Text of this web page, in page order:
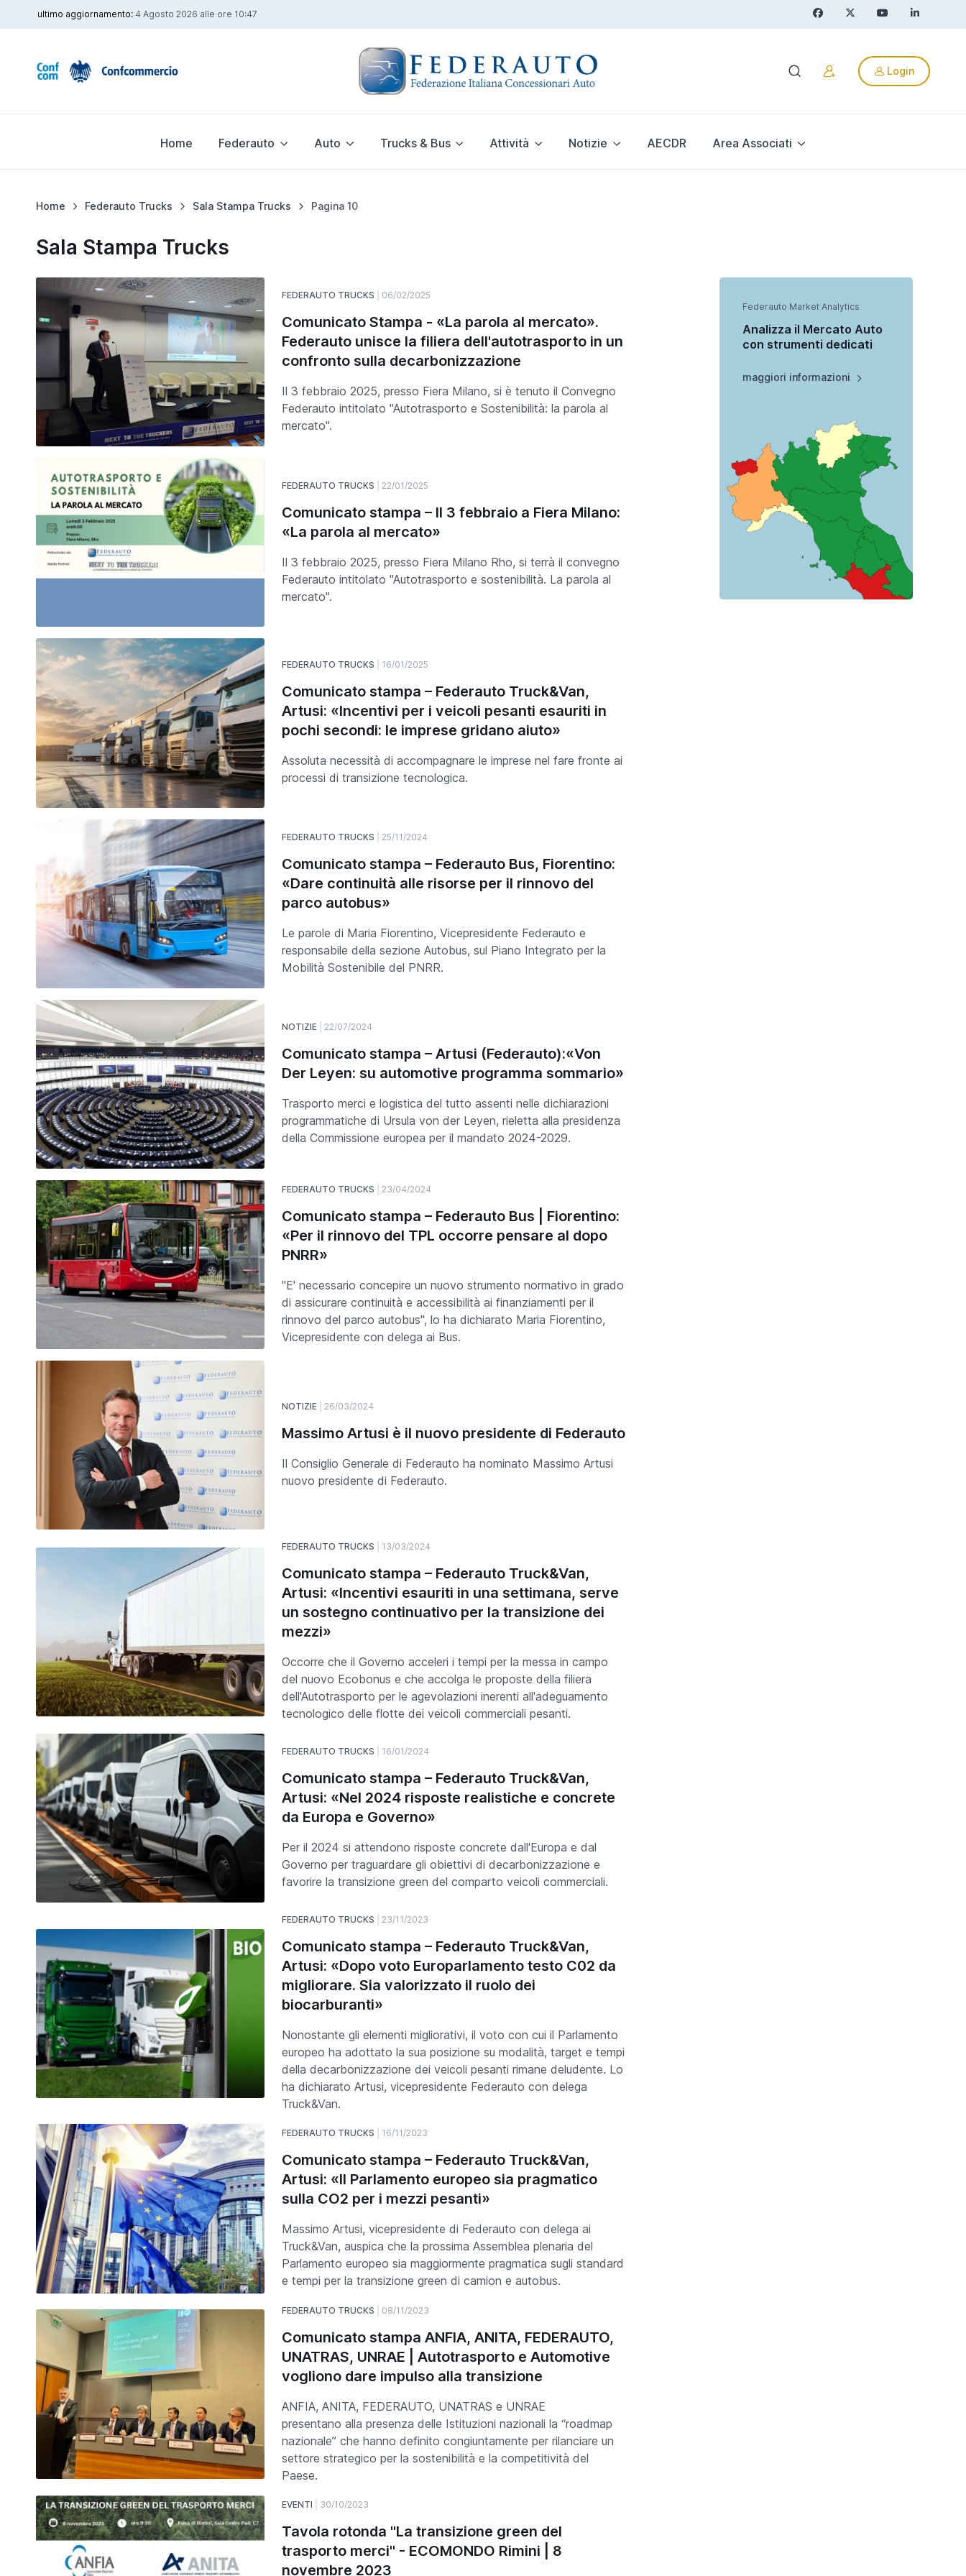
ultimo aggiornamento: 4 Agosto 2026 alle ore 10:47
Login
Home Federauto Auto Trucks & Bus Attività Notizie AECDR Area Associati
Home Federauto Trucks Sala Stampa Trucks Pagina 10
Sala Stampa Trucks
FEDERAUTO TRUCKS 06/02/2025
Comunicato Stampa - «La parola al mercato».
Federauto unisce la filiera dell'autotrasporto in un
confronto sulla decarbonizzazione
Il 3 febbraio 2025, presso Fiera Milano, si è tenuto il Convegno
Federauto intitolato "Autotrasporto e Sostenibilità: la parola al
mercato".
FEDERAUTO TRUCKS 22/01/2025
Comunicato stampa – Il 3 febbraio a Fiera Milano:
«La parola al mercato»
Il 3 febbraio 2025, presso Fiera Milano Rho, si terrà il convegno
Federauto intitolato "Autotrasporto e sostenibilità. La parola al
mercato".
FEDERAUTO TRUCKS 16/01/2025
Comunicato stampa – Federauto Truck&Van,
Artusi: «Incentivi per i veicoli pesanti esauriti in
pochi secondi: le imprese gridano aiuto»
Assoluta necessità di accompagnare le imprese nel fare fronte ai
processi di transizione tecnologica.
FEDERAUTO TRUCKS 25/11/2024
Comunicato stampa – Federauto Bus, Fiorentino:
«Dare continuità alle risorse per il rinnovo del
parco autobus»
Le parole di Maria Fiorentino, Vicepresidente Federauto e
responsabile della sezione Autobus, sul Piano Integrato per la
Mobilità Sostenibile del PNRR.
NOTIZIE 22/07/2024
Comunicato stampa – Artusi (Federauto):«Von
Der Leyen: su automotive programma sommario»
Trasporto merci e logistica del tutto assenti nelle dichiarazioni
programmatiche di Ursula von der Leyen, rieletta alla presidenza
della Commissione europea per il mandato 2024-2029.
FEDERAUTO TRUCKS 23/04/2024
Comunicato stampa – Federauto Bus | Fiorentino:
«Per il rinnovo del TPL occorre pensare al dopo
PNRR»
"E' necessario concepire un nuovo strumento normativo in grado
di assicurare continuità e accessibilità ai finanziamenti per il
rinnovo del parco autobus", lo ha dichiarato Maria Fiorentino,
Vicepresidente con delega ai Bus.
NOTIZIE 26/03/2024
Massimo Artusi è il nuovo presidente di Federauto
Il Consiglio Generale di Federauto ha nominato Massimo Artusi
nuovo presidente di Federauto.
FEDERAUTO TRUCKS 13/03/2024
Comunicato stampa – Federauto Truck&Van,
Artusi: «Incentivi esauriti in una settimana, serve
un sostegno continuativo per la transizione dei
mezzi»
Occorre che il Governo acceleri i tempi per la messa in campo
del nuovo Ecobonus e che accolga le proposte della filiera
dell'Autotrasporto per le agevolazioni inerenti all'adeguamento
tecnologico delle flotte dei veicoli commerciali pesanti.
FEDERAUTO TRUCKS 16/01/2024
Comunicato stampa – Federauto Truck&Van,
Artusi: «Nel 2024 risposte realistiche e concrete
da Europa e Governo»
Per il 2024 si attendono risposte concrete dall'Europa e dal
Governo per traguardare gli obiettivi di decarbonizzazione e
favorire la transizione green del comparto veicoli commerciali.
FEDERAUTO TRUCKS 23/11/2023
Comunicato stampa – Federauto Truck&Van,
Artusi: «Dopo voto Europarlamento testo C02 da
migliorare. Sia valorizzato il ruolo dei
biocarburanti»
Nonostante gli elementi migliorativi, il voto con cui il Parlamento
europeo ha adottato la sua posizione su modalità, target e tempi
della decarbonizzazione dei veicoli pesanti rimane deludente. Lo
ha dichiarato Artusi, vicepresidente Federauto con delega
Truck&Van.
FEDERAUTO TRUCKS 16/11/2023
Comunicato stampa – Federauto Truck&Van,
Artusi: «Il Parlamento europeo sia pragmatico
sulla CO2 per i mezzi pesanti»
Massimo Artusi, vicepresidente di Federauto con delega ai
Truck&Van, auspica che la prossima Assemblea plenaria del
Parlamento europeo sia maggiormente pragmatica sugli standard
e tempi per la transizione green di camion e autobus.
FEDERAUTO TRUCKS 08/11/2023
Comunicato stampa ANFIA, ANITA, FEDERAUTO,
UNATRAS, UNRAE | Autotrasporto e Automotive
vogliono dare impulso alla transizione
ANFIA, ANITA, FEDERAUTO, UNATRAS e UNRAE
presentano alla presenza delle Istituzioni nazionali la “roadmap
nazionale” che hanno definito congiuntamente per rilanciare un
settore strategico per la sostenibilità e la competitività del
Paese.
EVENTI 30/10/2023
Tavola rotonda "La transizione green del
trasporto merci" - ECOMONDO Rimini | 8
novembre 2023
Federauto Market Analytics
Analizza il Mercato Auto
con strumenti dedicati
maggiori informazioni